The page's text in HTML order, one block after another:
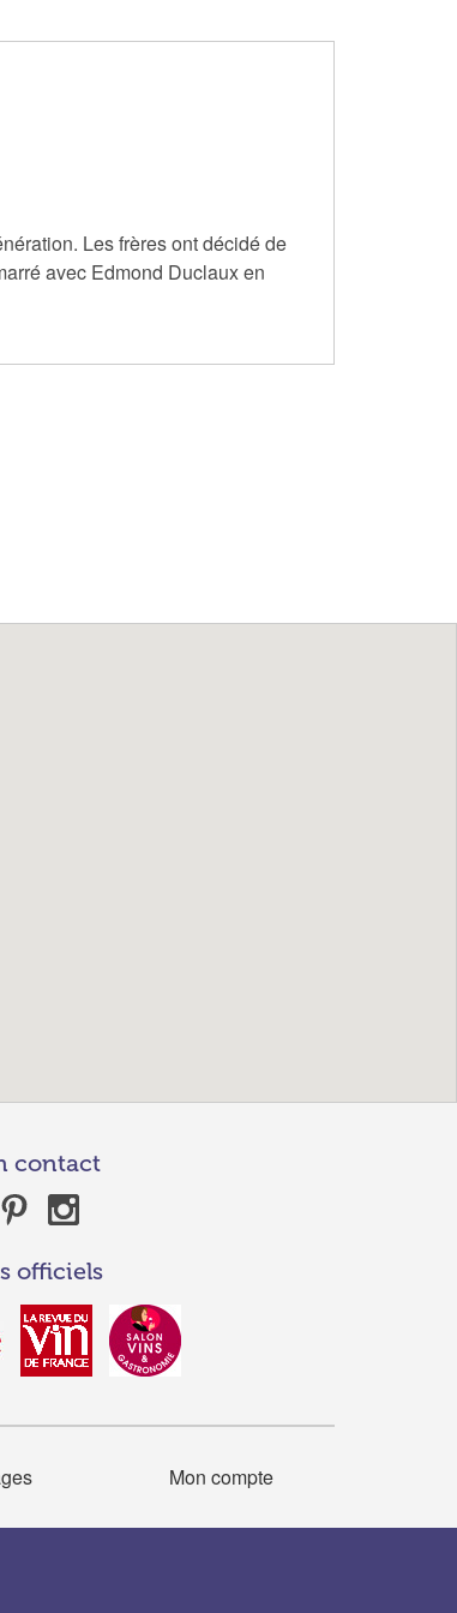
Les frères ont décidé de
avec Edmond Duclaux en
contact
officiels
Mon compte